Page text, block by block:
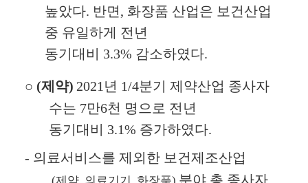
높았다. 반면, 화장품 산업은 보건산업
중 유일하게 전년
동기대비 3.3% 감소하였다.
○ (제약) 2021 년 1/4분기 제약산업 종사자
수는 7만6천 명으로 전년
동기대비 3.1% 증가하였다.
- 의료서비스를 제외한 보건제조산업
(제약 의료기기 화장품) 분야 총 종사자